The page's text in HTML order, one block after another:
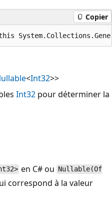
Copier
<Int32>>
Int32 pour déterminer la
en C# ou Nullable(Of
correspond à la valeur